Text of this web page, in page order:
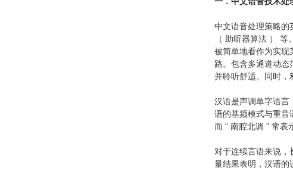
中文语音处理策略的
（ 助听器算法 ）
被简单地看作为实现
路。包含多通道动
并聆听舒适。同时，
汉语是声调单字语
语的基频模式与重音
而 “ 南腔北调 ” 常表
对于连续言语来说，
量结果表明，汉语的